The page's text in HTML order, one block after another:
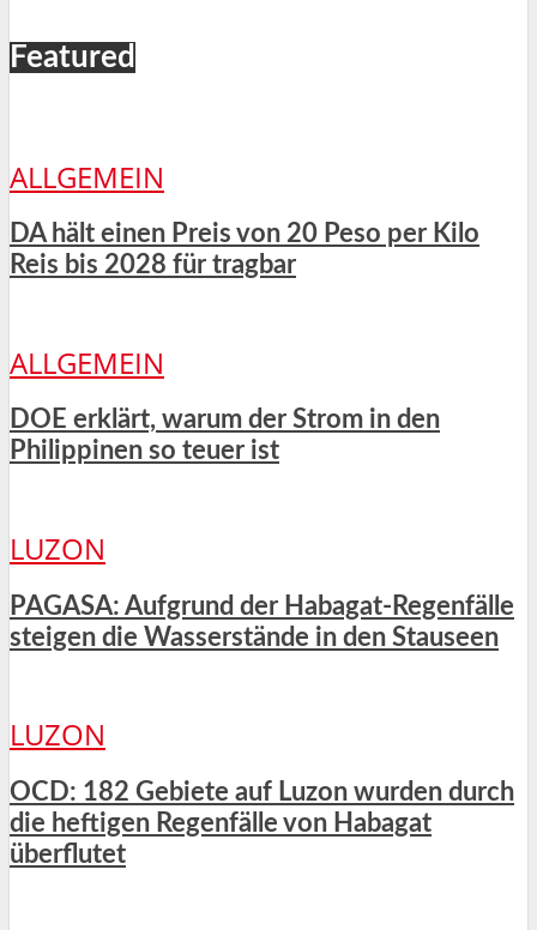
Featured
ALLGEMEIN
DA hält einen Preis von 20 Peso per Kilo
Reis bis 2028 für tragbar
ALLGEMEIN
DOE erklärt, warum der Strom in den
Philippinen so teuer ist
LUZON
PAGASA: Aufgrund der Habagat-Regenfälle
steigen die Wasserstände in den Stauseen
LUZON
OCD: 182 Gebiete auf Luzon wurden durch
die heftigen Regenfälle von Habagat
überflutet